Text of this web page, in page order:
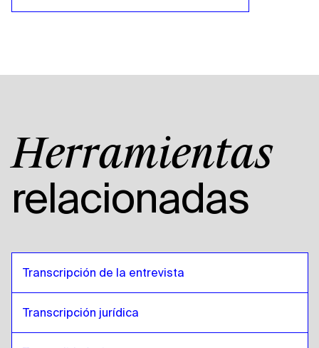
Herramientas
relacionadas
Transcripción de la entrevista
Transcripción jurídica